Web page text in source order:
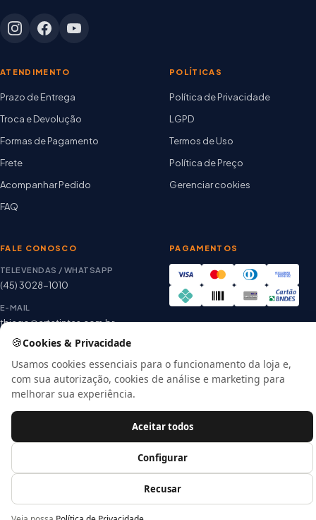
ATENDIMENTO
Prazo de Entrega
Troca e Devolução
Formas de Pagamento
Frete
Acompanhar Pedido
FAQ
POLÍTICAS
Política de Privacidade
LGPD
Termos de Uso
Política de Preço
Gerenciar cookies
FALE CONOSCO
TELEVENDAS / WHATSAPP
(45) 3028-1010
E-MAIL
thiago@artetintas.com.br
HORÁRIO
Seg. a Sex. 8h às 18h
Sábado 8h às 12h
PAGAMENTOS
© 2026 Arte Tintas · CNPJ 00.057.118/0001-56
E-commerce por
🍪Cookies & Privacidade
Usamos cookies essenciais para o funcionamento da loja e,
com sua autorização, cookies de análise e marketing para
melhorar sua experiência.
Recusar
Configurar
Aceitar todos